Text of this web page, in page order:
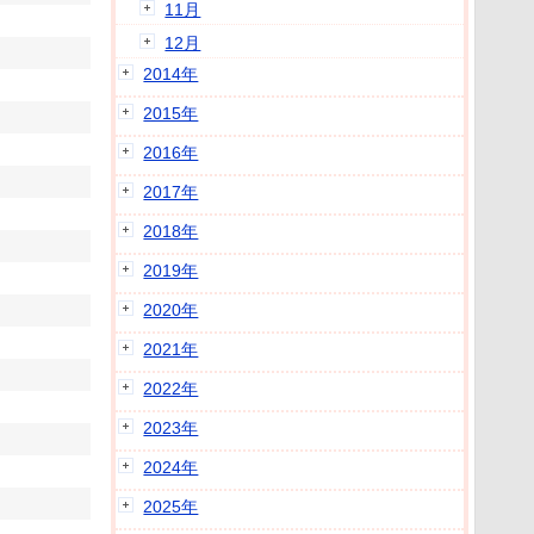
11月
12月
2014年
2015年
2016年
2017年
2018年
2019年
2020年
2021年
2022年
2023年
2024年
2025年